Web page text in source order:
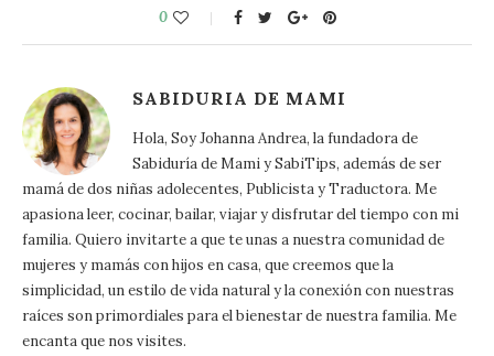
0
SABIDURIA DE MAMI
Hola, Soy Johanna Andrea, la fundadora de
Sabiduría de Mami y SabiTips, además de ser
mamá de dos niñas adolecentes, Publicista y Traductora. Me
apasiona leer, cocinar, bailar, viajar y disfrutar del tiempo con mi
familia. Quiero invitarte a que te unas a nuestra comunidad de
mujeres y mamás con hijos en casa, que creemos que la
simplicidad, un estilo de vida natural y la conexión con nuestras
raíces son primordiales para el bienestar de nuestra familia. Me
encanta que nos visites.